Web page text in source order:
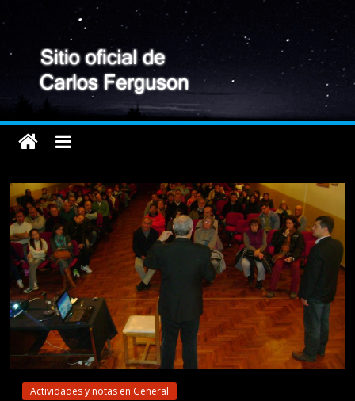
Actividades y notas en General